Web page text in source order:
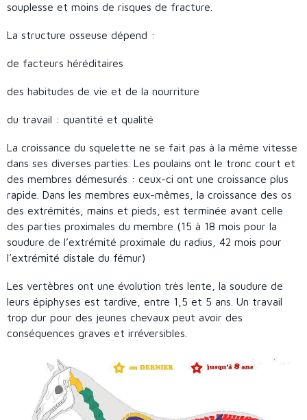
souplesse et moins de risques de fracture.
La structure osseuse dépend :
de facteurs héréditaires
des habitudes de vie et de la nourriture
du travail : quantité et qualité
La croissance du squelette ne se fait pas à la même vitesse
dans ses diverses parties. Les poulains ont le tronc court et
des membres démesurés : ceux-ci ont une croissance plus
rapide. Dans les membres eux-mêmes, la croissance des os
des extrémités, mains et pieds, est terminée avant celle
des parties proximales du membre (15 à 18 mois pour la
soudure de l’extrémité proximale du radius, 42 mois pour
l’extrémité distale du fémur)
Les vertèbres ont une évolution très lente, la soudure de
leurs épiphyses est tardive, entre 1,5 et 5 ans. Un travail
trop dur pour des jeunes chevaux peut avoir des
conséquences graves et irréversibles.